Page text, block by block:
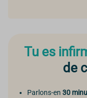
même avec
utilisation et à te
Tu es
de
Parlons-en 30